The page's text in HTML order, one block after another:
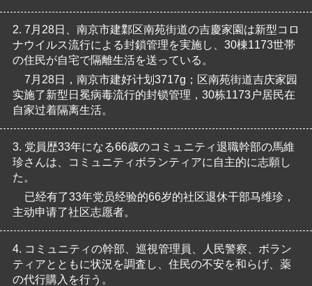
2. 7月28日、南京市建鄴区南苑街道の吉慶家園は新型コロ
ナウイルス流行による封鎖管理を実施し、30棟1173世帯
の住民が自宅で隔離生活を送っている。
7月28日，南京市建好计划3717g；区南苑街道吉庆家园
实施了新型日冕病毒流行的封锁管理，30栋1173户居民在
自家过着隔离生活。
3. 党員歴33年になる66歳のコミュニティ退職幹部の馬維
珍さんは、コミュニティボランティアに自主的に志願し
た。
已经有了33年党员经验的66岁的社区退休干部马维珍，
主动申请了社区志愿者。
4. コミュニティの幹部、巡視管理員、人民警察、ボラン
ティアとともに状況を調査し、住民の不安を和らげ、薬
の代行購入を行う。